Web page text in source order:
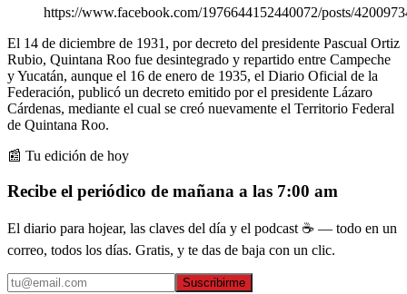
https://www.facebook.com/1976644152440072/posts/
El 14 de diciembre de 1931, por decreto del presidente Pascual Ortiz
Rubio, Quintana Roo fue desintegrado y repartido entre Campeche
y Yucatán, aunque el 16 de enero de 1935, el Diario Oficial de la
Federación, publicó un decreto emitido por el presidente Lázaro
Cárdenas, mediante el cual se creó nuevamente el Territorio Federal
de Quintana Roo.
📰 Tu edición de hoy
Recibe el periódico de mañana a las 7:00 am
El diario para hojear, las claves del día y el podcast ☕ — todo en un
correo, todos los días. Gratis, y te das de baja con un clic.
Suscribirme